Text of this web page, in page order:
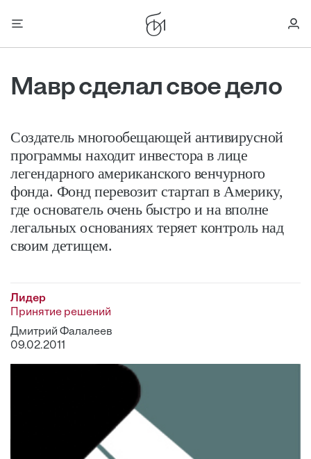
Мавр сделал свое дело
Создатель многообещающей антивирусной
программы находит инвестора в лице
легендарного американского венчурного
фонда. Фонд перевозит стартап в Америку,
где основатель очень быстро и на вполне
легальных основаниях теряет контроль над
своим детищем.
Лидер
Принятие решений
Дмитрий Фалалеев
09.02.2011